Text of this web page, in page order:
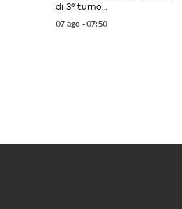
di 3° turno...
07 ago - 07:50